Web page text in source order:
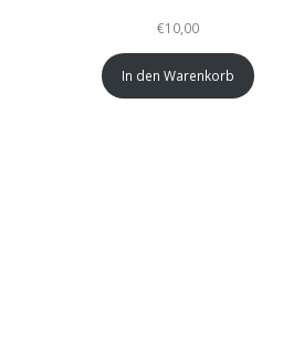
€10,00
In den Warenkorb